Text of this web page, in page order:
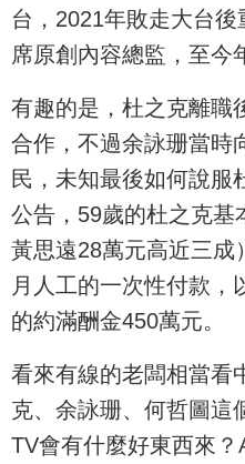
台，2021年敗走大台
席原創內容總監，至今
有趣的是，杜之克離職
合作，不過余詠珊當時
民，未知最後如何說服
公告，59歲的杜之克基
黃思遠28萬元高近三成
月人工的一次性付款，
的約滿酬金450萬元。
看來有線的老闆相當看
克、余詠珊、何哲圖這
TV會有什麼好東西來